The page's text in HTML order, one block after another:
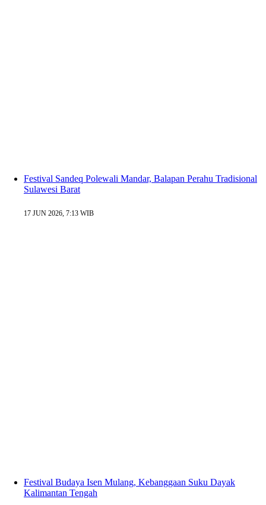
Festival Sandeq Polewali Mandar, Balapan Perahu Tradisional
Sulawesi Barat
17 JUN 2026, 7:13 WIB
Festival Budaya Isen Mulang, Kebanggaan Suku Dayak
Kalimantan Tengah